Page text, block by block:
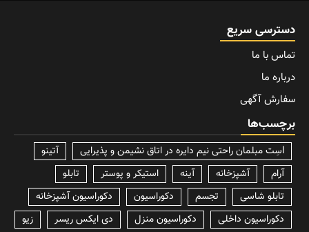
دسترسی سریع
تماس با ما
درباره ما
سفارش آگهی
برچسب‌ها
lسِت مبلمان راحتی نیم دایره در اتاق نشیمن و پذیرایی
آتینو
آرام
آشپزخانه آینه استیکر و پوستر
تابلو
تابلو شاسی
تجسم دکوراسیون
دکوراسیون آشپزخانه
دکوراسیون داخلی
دکوراسیون منزل دی ایکس ریسر
زیو